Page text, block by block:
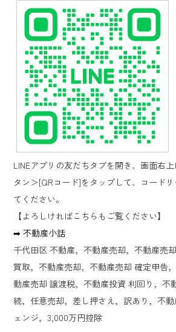
LINEアプリの友だちタブを開き、画面右
タン＞[QRコード]をタップして、コード
てください。
【よろしければこちらもご覧ください】
➡ 不動産小話
千代田区 不動産，不動産売却，不動産売
買取，不動産売却，不動産売却 確定申告
動産売却 譲渡税，不動産投資 利回り，不
続，任意売却，差し押さえ，訳あり，不
ェンジ，3,000万円控除